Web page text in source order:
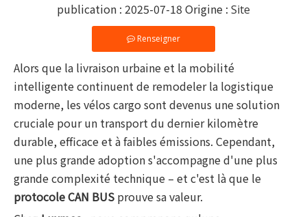
publication : 2025-07-18 Origine : Site
Renseigner
Alors que la livraison urbaine et la mobilité
intelligente continuent de remodeler la logistique
moderne, les vélos cargo sont devenus une solution
cruciale pour un transport du dernier kilomètre
durable, efficace et à faibles émissions. Cependant,
une plus grande adoption s'accompagne d'une plus
grande complexité technique – et c'est là que le
protocole CAN BUS prouve sa valeur.